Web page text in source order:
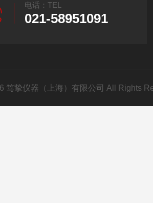
电话：TEL
021-58951091
笃挚仪器（上海）有限公司 All Rights